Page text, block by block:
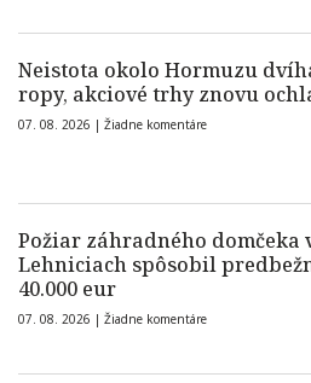
Neistota okolo Hormuzu
ropy, akciové trhy znovu
07. 08. 2026 | Žiadne komentáre
Požiar záhradného domčeka
Lehniciach spôsobil
40.000 eur
07. 08. 2026 | Žiadne komentáre